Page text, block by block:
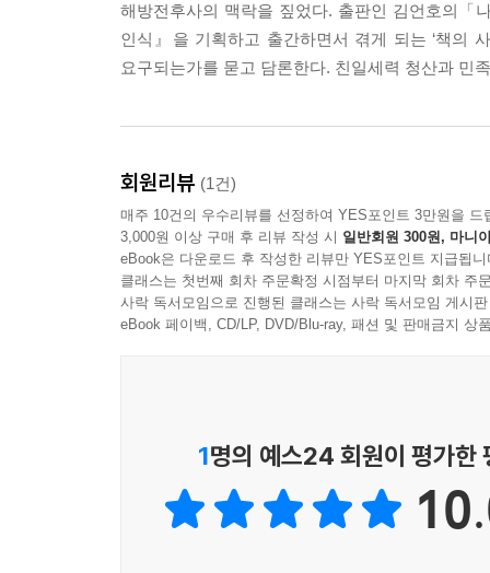
황대권 씨 간첩조작 사건은 32년 만에 재심이 진
양 꼬치꼬치 심문하는가 하면 판사 역시 “그런 불
해방전후사의 맥락을 짚었다. 출판인 김언호의「
인식』을 기획하고 출간하면서 겪게 되는 ‘책의
요구되는가를 묻고 담론한다. 친일세력 청산과 민
회원리뷰 (1건)
매주 10건의 우수리뷰를 선정하여 YES포인트 3만원을 드
3,000원 이상 구매 후 리뷰 작성 시 일반회원 300원, 마니
eBook은 다운로드 후 작성한 리뷰만 YES포인트 지급됩니
클래스는 첫번째 회차 주문확정 시점부터 마지막 회차 주
사락 독서모임으로 진행된 클래스는 사락 독서모임 게시
eBook 페이백, CD/LP, DVD/Blu-ray, 패션 및 판매금지 상
1명의 예스24 회원이 평가한